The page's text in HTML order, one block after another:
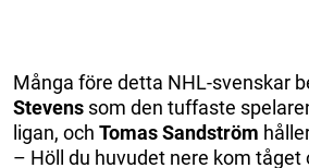
Många före detta NHL-svenskar
Stevens som den tuffaste
ligan, och Tomas Sandström
– Höll du huvudet nere kom tåget